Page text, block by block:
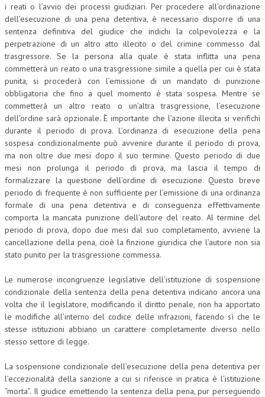
i reati o l’avvio dei processi giudiziari. Per procedere all’ordinazione
dell’esecuzione di una pena detentiva, è necessario disporre di una
sentenza definitiva del giudice che indichi la colpevolezza e la
perpetrazione di un altro atto illecito o del crimine commesso dal
trasgressore. Se la persona alla quale è stata inflitta una pena
commetterà un reato o una trasgressione simile a quella per cui è stata
punita, si procederà con l’emissione di un mandato di punizione
obbligatoria che fino a quel momento è stata sospesa. Mentre se
commetterà un altro reato o un’altra trasgressione, l’esecuzione
dell’ordine sarà opzionale. È importante che l’azione illecita si verifichi
durante il periodo di prova. L’ordinanza di esecuzione della pena
sospesa condizionalmente può avvenire durante il periodo di prova,
ma non oltre due mesi dopo il suo termine. Questo periodo di due
mesi non prolunga il periodo di prova, ma lascia il tempo di
formalizzare la questione dell’ordine di esecuzione. Questo breve
periodo di frequente è non sufficiente per l’emissione di una ordinanza
formale di una pena detentiva e di conseguenza effettivamente
comporta la mancata punizione dell’autore del reato. Al termine del
periodo di prova, dopo due mesi dal suo completamento, avviene la
cancellazione della pena, cioè la finzione giuridica che l’autore non sia
stato punito per la trasgressione commessa.
Le numerose incongruenze legislative dell’istituzione di sospensione
condizionale della sentenza della pena detentiva indicano ancora una
volta che il legislatore, modificando il diritto penale, non ha apportato
le modifiche all’interno del codice delle infrazioni, facendo sì che le
stesse istituzioni abbiano un carattere completamente diverso nello
stesso settore di legge.
La sospensione condizionale dell’esecuzione della pena detentiva per
l’eccezionalità della sanzione a cui si riferisce in pratica è l’istituzione
“morta”. Il giudice emettendo la sentenza della pena, pur perseguendo